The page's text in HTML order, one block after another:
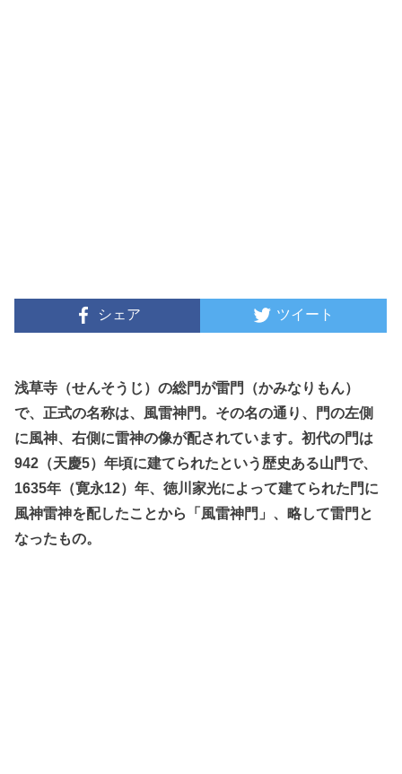
シェア ツイート
浅草寺（せんそうじ）の総門が雷門（かみなりもん）
で、正式の名称は、風雷神門。その名の通り、門の左側
に風神、右側に雷神の像が配されています。初代の門は
942（天慶5）年頃に建てられたという歴史ある山門で、
1635年（寛永12）年、徳川家光によって建てられた門に
風神雷神を配したことから「風雷神門」、略して雷門と
なったもの。